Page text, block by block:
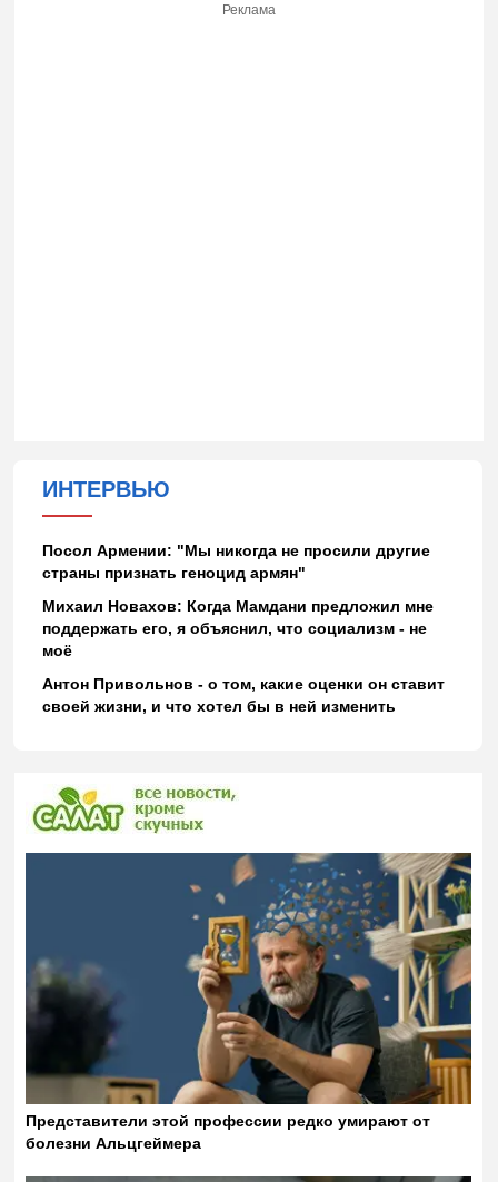
Реклама
ИНТЕРВЬЮ
Посол Армении: "Мы никогда не просили другие
страны признать геноцид армян"
Михаил Новахов: Когда Мамдани предложил мне
поддержать его, я объяснил, что социализм - не
моё
Антон Привольнов - о том, какие оценки он ставит
своей жизни, и что хотел бы в ней изменить